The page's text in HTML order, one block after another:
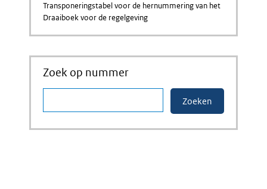
Transponeringstabel voor de hernummering van het
Draaiboek voor de regelgeving
Zoek op nummer